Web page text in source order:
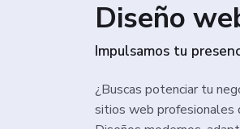
Diseño
Impulsamos tu
¿Buscas potenciar tu
sitios web profesionales